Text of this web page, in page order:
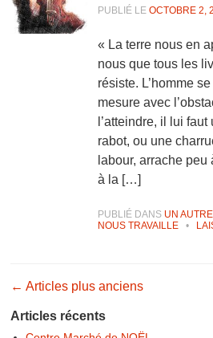
PUBLIÉ LE OCTOBRE 2,
« La terre nous en
nous que tous les
résiste. L’homme
mesure avec
l’atteindre, il lui
rabot, ou une
labour, arrache
à la […]
PUBLIÉ DANS UN
NOUS TRAVAILLE
•
Navigation
← Articles plus anciens
Articles récents